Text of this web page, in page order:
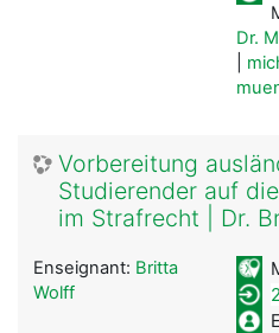
Dr.
Vorbereitung
Studierender auf
im Strafrecht | Dr.
Enseignant: Britta
Wolff